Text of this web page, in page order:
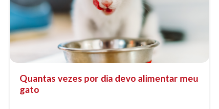
Quantas vezes por dia devo alimentar meu
gato